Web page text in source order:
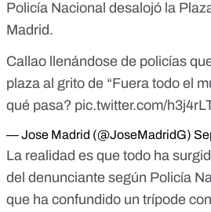
Policía Nacional desalojó la
Madrid.
Callao llenándose de policías
plaza al grito de “Fuera todo el
qué pasa? pic.twitter.com/
— Jose Madrid (@JoseMadridG)
La realidad es que todo ha
del denunciante según Policía
que ha confundido un trípode